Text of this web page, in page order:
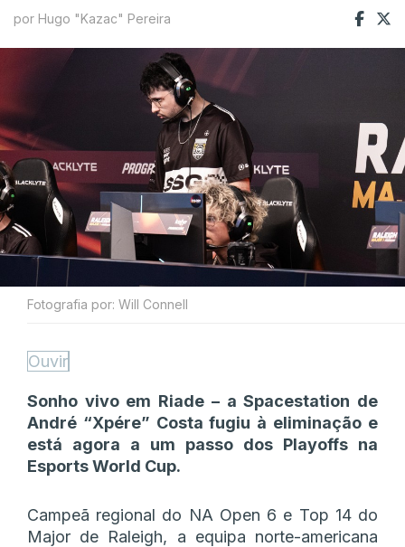
por Hugo "Kazac" Pereira
Fotografia por: Will Connell
Ouvir
Sonho vivo em Riade – a Spacestation de
André “Xpére” Costa fugiu à eliminação e
está agora a um passo dos Playoffs na
Esports World Cup.
Campeã regional do NA Open 6 e Top 14 do
Major de Raleigh, a equipa norte-americana